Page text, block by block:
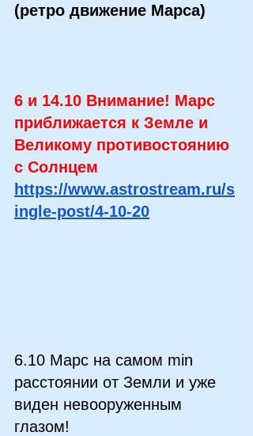
(ретро движение Марса)
6 и 14.10 Внимание! Марс
приближается к Земле и
Великому противостоянию
с Солнцем
https://www.astrostream.ru/s
ingle-post/4-10-20
6.10 Марс на самом min
расстоянии от Земли и уже
виден невооруженным
глазом!